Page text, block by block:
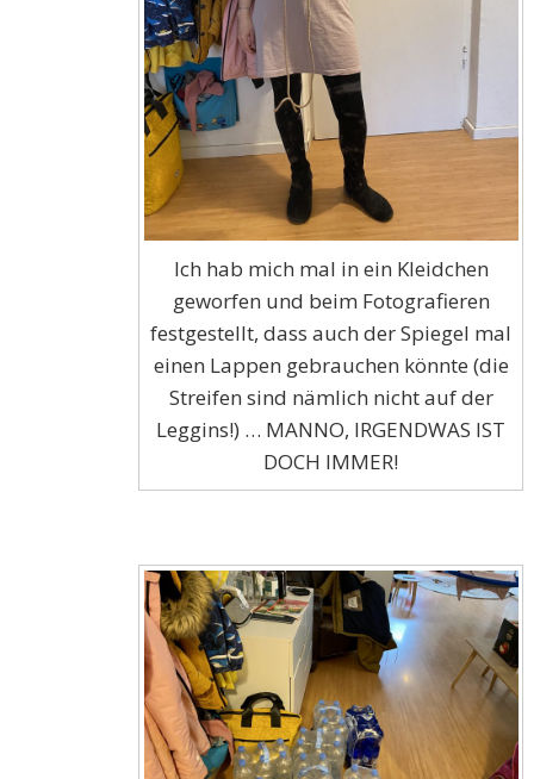
Ich hab mich mal in ein Kleidchen
geworfen und beim Fotografieren
festgestellt, dass auch der Spiegel mal
einen Lappen gebrauchen könnte (die
Streifen sind nämlich nicht auf der
Leggins!) … MANNO, IRGENDWAS IST
DOCH IMMER!